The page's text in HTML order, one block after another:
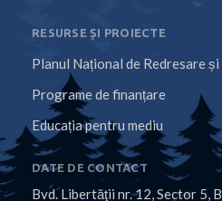
RESURSE ȘI PROIECTE
Planul Național de Redresare
Programe de finanțare
Educația pentru mediu
DATE DE CONTACT
Bvd. Libertăţii nr. 12, Sector 5,